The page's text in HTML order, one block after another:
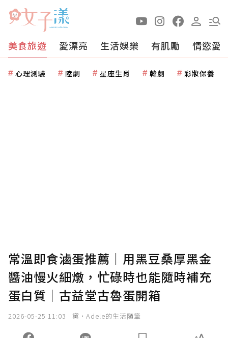
美食旅遊 愛漂亮 生活娛樂 有肌勵 情慾愛
心理測驗 陸劇 星座生肖 韓劇 彩妝保養
常溫即食滷蛋推薦｜用黑豆桑厚黑金
醬油慢火細燉，忙碌時也能隨時補充
蛋白質｜古益堂古魯蛋開箱
2026-05-25 11:03 黛•Adele的生活隨筆